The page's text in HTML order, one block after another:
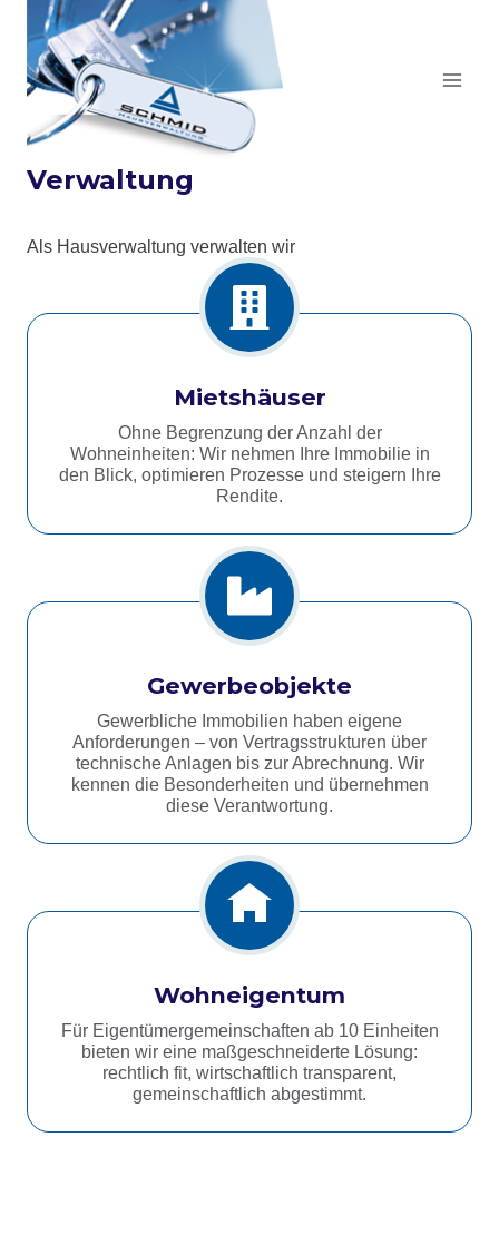
springen
Verwaltung
Als Hausverwaltung verwalten wir
Mietshäuser
Ohne Begrenzung der Anzahl der
Wohneinheiten: Wir nehmen Ihre Immobilie in
den Blick, optimieren Prozesse und steigern Ihre
Rendite.
Gewerbeobjekte
Gewerbliche Immobilien haben eigene
Anforderungen – von Vertragsstrukturen über
technische Anlagen bis zur Abrechnung. Wir
kennen die Besonderheiten und übernehmen
diese Verantwortung.
Wohneigentum
Für Eigentümergemeinschaften ab 10 Einheiten
bieten wir eine maßgeschneiderte Lösung:
rechtlich fit, wirtschaftlich transparent,
gemeinschaftlich abgestimmt.